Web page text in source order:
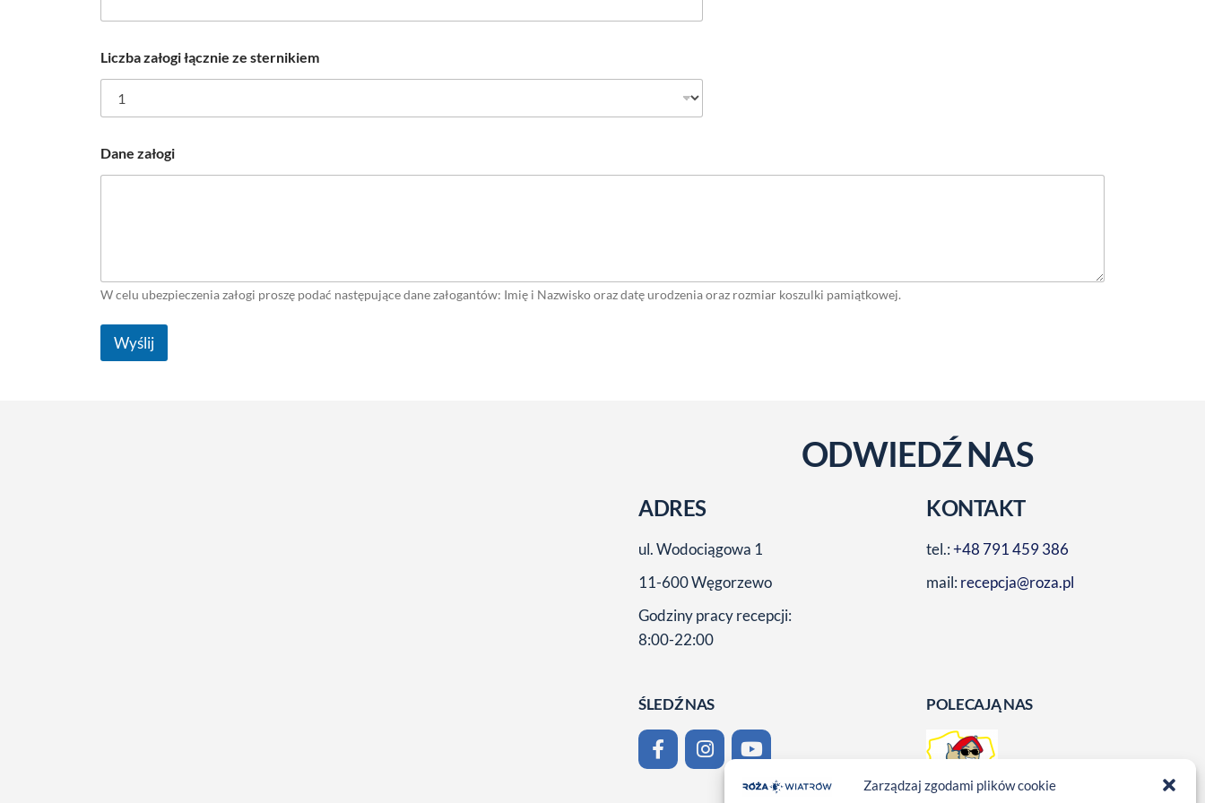
Zarządzaj zgodami plików cookie
t
z
e
t
r
ą
c
z
i
Liczba załogi łącznie ze sternikiem
Dane załogi
W celu ubezpieczenia załogi proszę podać następujące dane załogantów: Imię i Nazwisko oraz datę urodzenia oraz rozmiar koszulki pamiątkowej.
Wyślij
ODWIEDŹ NAS
ADRES
ul. Wodociągowa 1
11-600 Węgorzewo
Godziny pracy recepcji:
8:00-22:00
KONTAKT
tel.:+48 791 459 386
mail: recepcja@roza.pl
ŚLEDŹ NAS POLECAJĄ NAS